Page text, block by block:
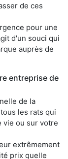
de ces
pour une
d'un souci qui
auprès de
entreprise de
de la
les rats qui
vie ou sur votre
extrêmement
prix quelle